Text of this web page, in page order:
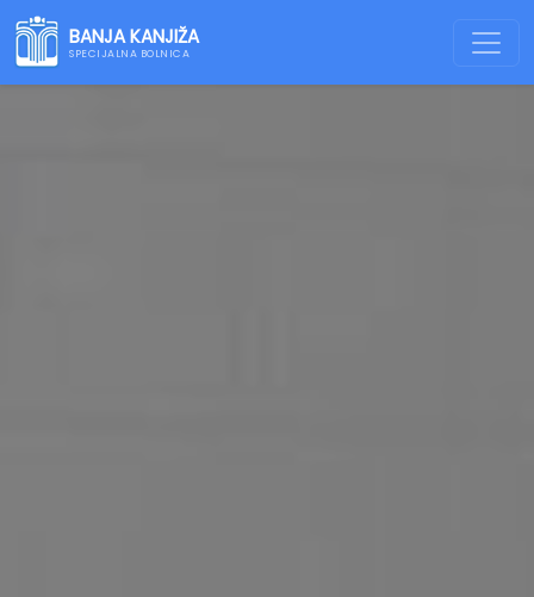
BANJA KANJIŽA
SPECIJALNA BOLNICA